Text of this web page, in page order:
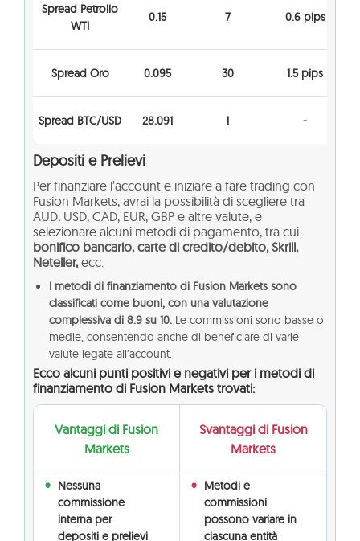
Spread Petrolio
WTI
0.15 7 0.6 pips
Spread Oro 0.095 30 1.5 pips
Spread BTC/USD 28.091 1 -
Depositi e Prelievi
Per finanziare l’account e iniziare a fare trading con
Fusion Markets, avrai la possibilità di scegliere tra
AUD, USD, CAD, EUR, GBP e altre valute, e
selezionare alcuni metodi di pagamento, tra cui
bonifico bancario, carte di credito/debito, Skrill,
Neteller,ecc.
I metodi di finanziamento di Fusion Markets sono
classificati come buoni, con una valutazione
complessiva di 8.9 su 10. Le commissioni sono basse o
medie, consentendo anche di beneficiare di varie
valute legate all’account.
Ecco alcuni punti positivi e negativi per i metodi di
finanziamento di Fusion Markets trovati:
Vantaggi di Fusion
Markets
Svantaggi di Fusion
Markets
Nessuna
commissione
interna per
depositi e prelievi
Metodi e
commissioni
possono variare in
ciascuna entità